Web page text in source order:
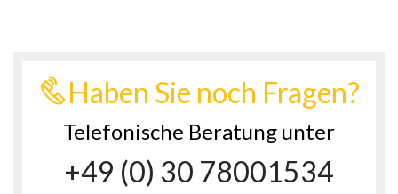
Haben Sie noch Fragen?
Telefonische Beratung unter
+49 (0) 30 78001534